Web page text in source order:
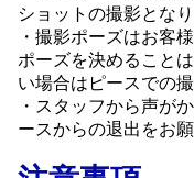
ショットの撮影となり
・撮影ポーズはお客
ポーズを決めること
い場合はピースでの
・スタッフから声が
ースからの退出をお